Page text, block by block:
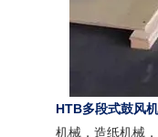
HTB多段式鼓风机
机械，造纸机械